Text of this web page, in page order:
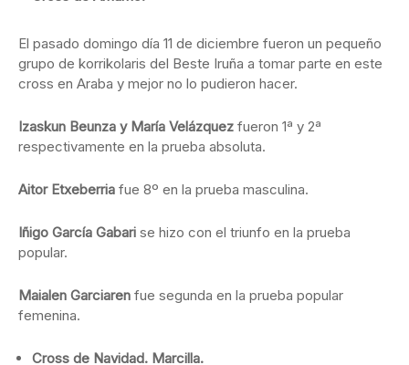
El pasado domingo día 11 de diciembre fueron un pequeño
grupo de korrikolaris del Beste Iruña a tomar parte en este
cross en Araba y mejor no lo pudieron hacer.
Izaskun Beunza y María Velázquez fueron 1ª y 2ª
respectivamente en la prueba absoluta.
Aitor Etxeberria fue 8º en la prueba masculina.
Iñigo García Gabari se hizo con el triunfo en la prueba
popular.
Maialen Garciaren fue segunda en la prueba popular
femenina.
Cross de Navidad. Marcilla.